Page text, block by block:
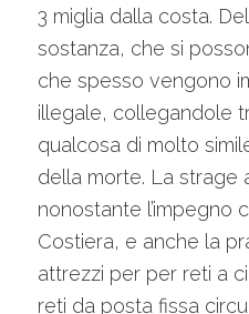
3 miglia dalla costa.
sostanza, che si
che spesso vengono
illegale, collegandole
qualcosa di molto
della morte. La strage
nonostante l’impegno
Costiera, e anche la
attrezzi per per reti a
reti da posta fissa